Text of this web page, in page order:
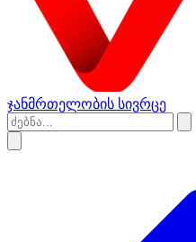
ჯანმრთელობის სივრცე